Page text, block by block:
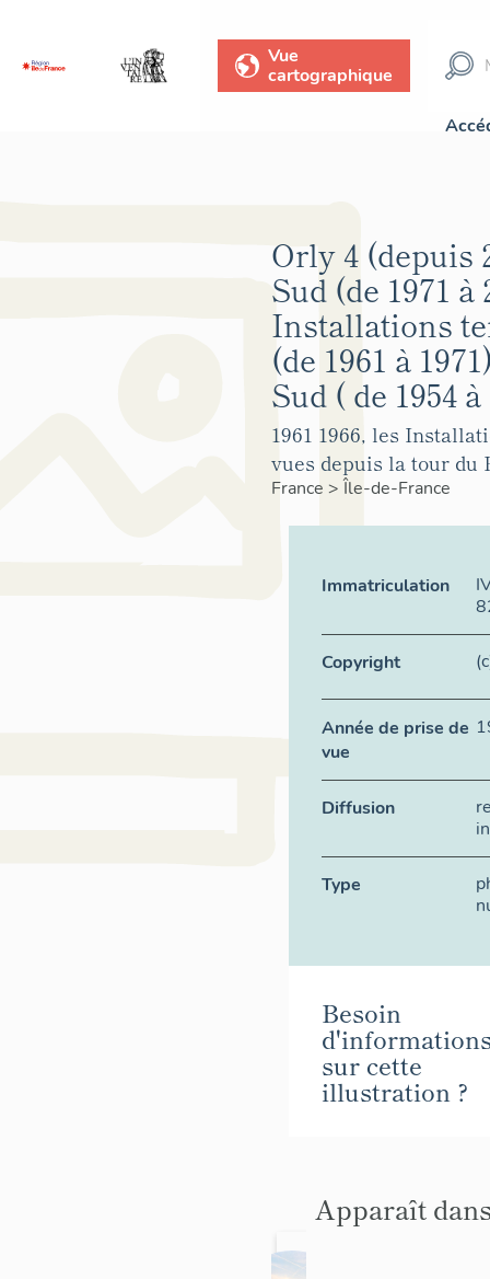
Vue
cartographique
Orly 4 (depuis
Sud (de 1971 à
Installations
(de 1961 à
Sud ( de 1954 à
1961 1966, les
vues depuis la tour du
France >Île-de-France
Immatriculation
Copyright
Année de prise de
vue
Diffusion
Type
Besoin
sur cette
illustration ?
Apparaît